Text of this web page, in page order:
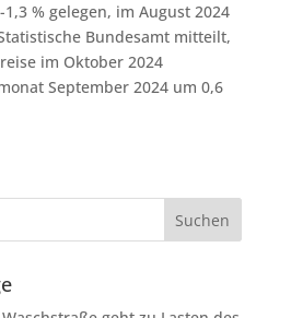
% gelegen, im August 2024
Bundesamt mitteilt,
im Oktober 2024
September 2024 um 0,6